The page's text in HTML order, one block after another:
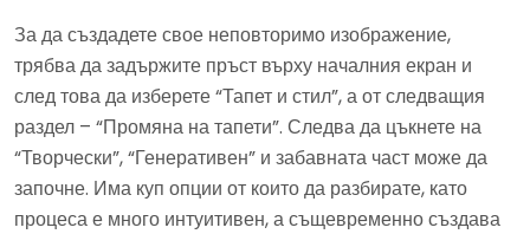
За да създадете свое неповторимо изображение,
трябва да задържите пръст върху началния екран и
след това да изберете “Тапет и стил”, а от следващия
раздел – “Промяна на тапети”. Следва да цъкнете на
“Творчески”, “Генеративен” и забавната част може да
започне. Има куп опции от които да разбирате, като
процеса е много интуитивен, а същевременно създава